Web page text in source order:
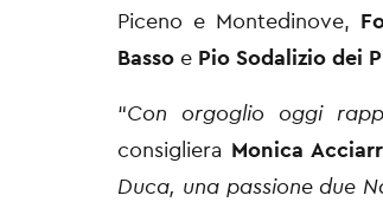
Piceno e Montedinove,
Basso e Pio Sodalizio dei
“Con orgoglio oggi
consigliera Monica
Duca, una passione due